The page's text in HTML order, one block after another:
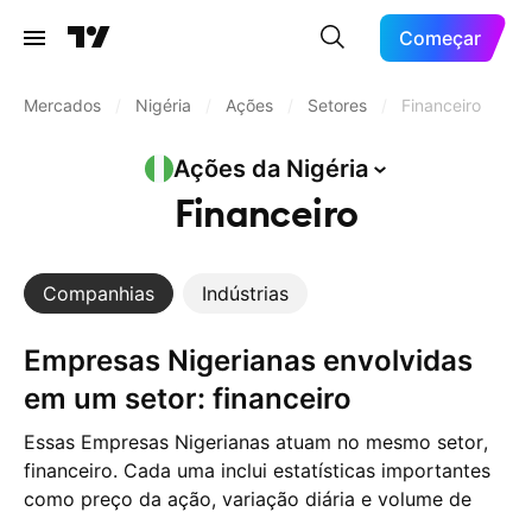
Começar
Mercados Nigéria Ações Setores Financeiro
Ações da Nigéria
Financeiro
Companhias Indústrias
Empresas Nigerianas envolvidas
em um setor: financeiro
Essas Empresas Nigerianas atuam no mesmo setor,
financeiro. Cada uma inclui estatísticas importantes
como preço da ação, variação diária e volume de